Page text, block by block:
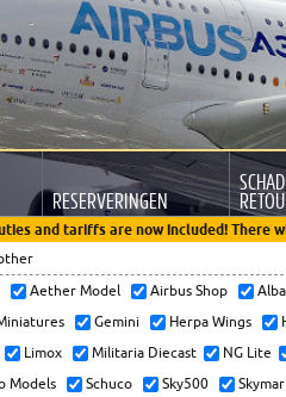
RESERVERINGEN
and tariffs are now included! There
Aether Model Airbus Shop
Gemini Herpa Wings
Limox
Militaria Diecast NG Lite
Models
Schuco Sky500